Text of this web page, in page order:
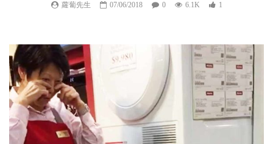
蘿蔔先生 07/06/2018 0 6.1K 1